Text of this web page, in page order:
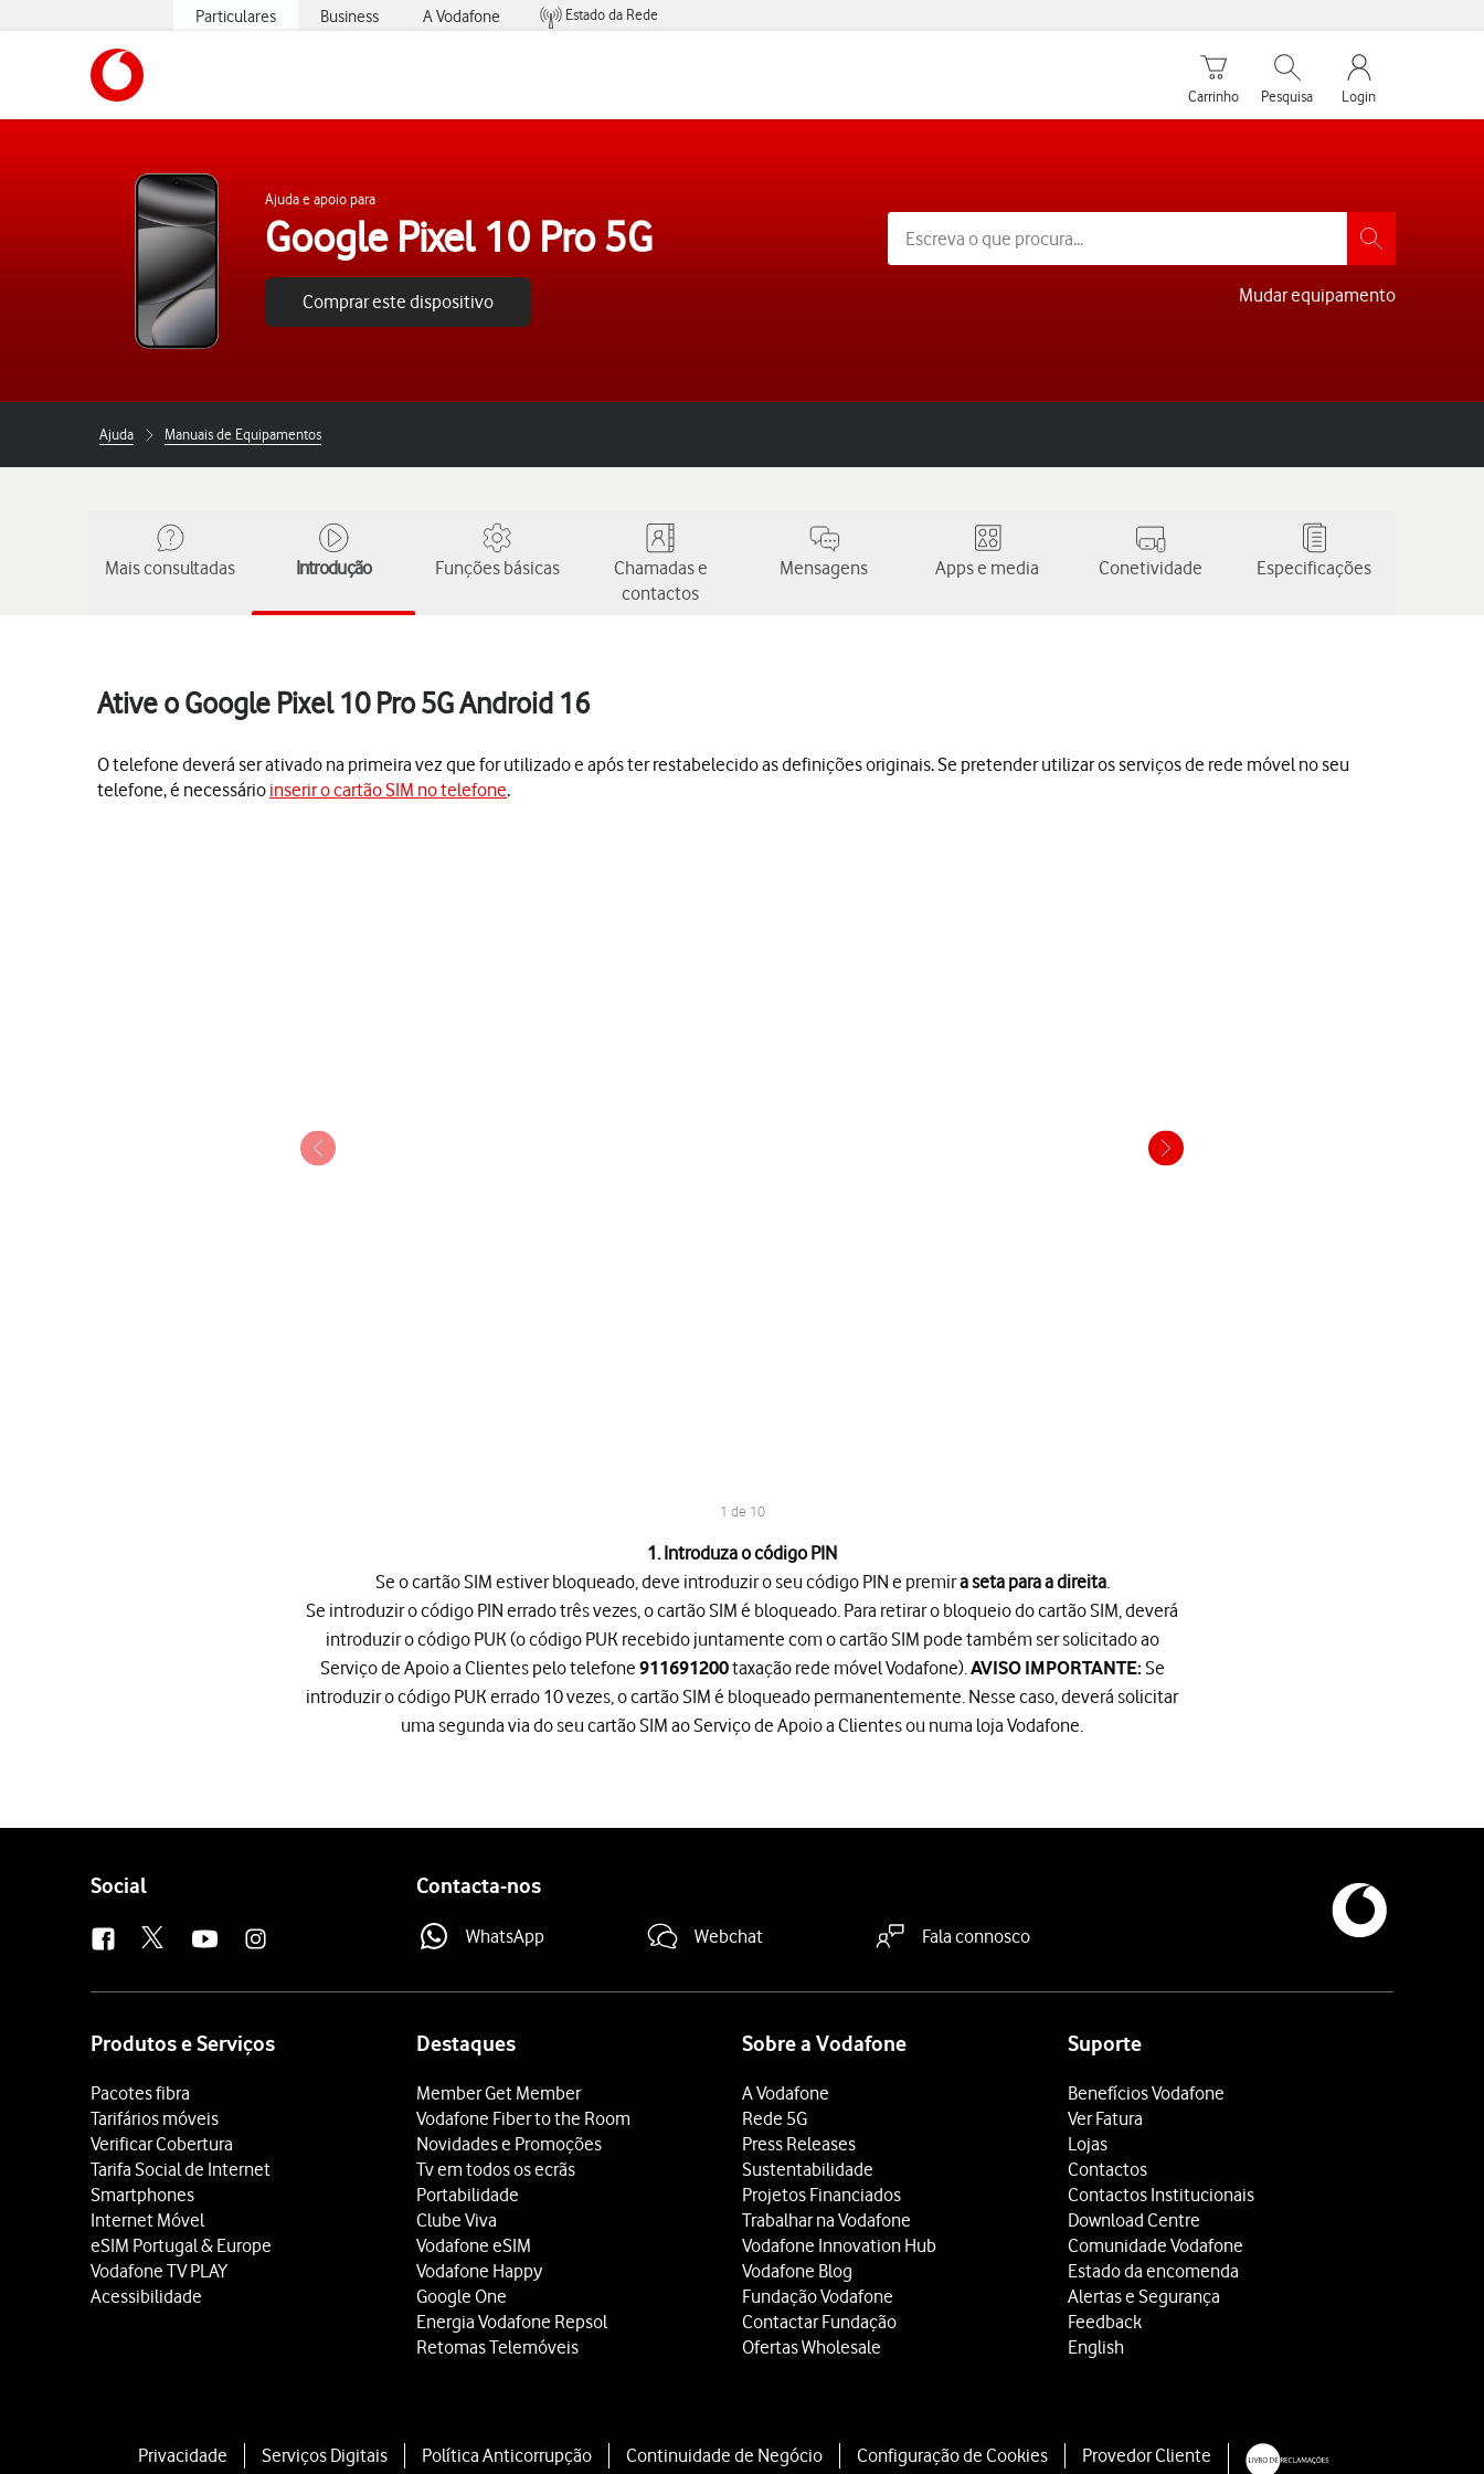
Particulares Business A Vodafone
Estado da Rede
Carrinho de compras
Carrinho
Pesquisar
Pesquisa
My Vodafone
Login
Ajuda e apoio para
Google Pixel 10 Pro 5G
Comprar este dispositivo Mudar equipamento
Ajuda Manuais de Equipamentos
Mais consultadas Introdução Funções básicas
Chamadas e
contactos
Mensagens Apps e media Conetividade Especificações
Ative o Google Pixel 10 Pro 5G Android 16
O telefone deverá ser ativado na primeira vez que for utilizado e após ter restabelecido as definições originais. Se pretender utilizar os serviços de rede móvel no seu
telefone, é necessário inserir o cartão SIM no telefone.
1 de 10
1. Introduza o código PIN
Se o cartão SIM estiver bloqueado, deve introduzir o seu código PIN e premira seta para a direita.
Se introduzir o código PIN errado três vezes, o cartão SIM é bloqueado. Para retirar o bloqueio do cartão SIM, deverá
introduzir o código PUK (o código PUK recebido juntamente com o cartão SIM pode também ser solicitado ao
Serviço de Apoio a Clientes pelo telefone 911691200taxação rede móvel Vodafone). AVISO IMPORTANTE: Se
introduzir o código PUK errado 10 vezes, o cartão SIM é bloqueado permanentemente. Nesse caso, deverá solicitar
uma segunda via do seu cartão SIM ao Serviço de Apoio a Clientes ou numa loja Vodafone.
a área ou país pretendido.
transferir conteúdo de outro telefone
ou restabelecer conteúdo de uma cópia de segurança Google One.
Se não houver qualquer rede Wi-Fi disponível, pode em alternativa utilizar a rede móvel.
Se o telefone for usado por uma criança, deve seguir as indicações no ecrã para configurar o telefone para a criança.
indicações no ecrãpara terminar a ativação.
Follow
Social Contacta-nos
WhatsApp Webchat Fala connosco
Produtos e Serviços
Pacotes fibra
Tarifários móveis
Verificar Cobertura
Tarifa Social de Internet
Smartphones
Internet Móvel
eSIM Portugal & Europe
Vodafone TV PLAY
Acessibilidade
Destaques
Member Get Member
Vodafone Fiber to the Room
Novidades e Promoções
Tv em todos os ecrãs
Portabilidade
Clube Viva
Vodafone eSIM
Vodafone Happy
Google One
Energia Vodafone Repsol
Retomas Telemóveis
Sobre a Vodafone
A Vodafone
Rede 5G
Press Releases
Sustentabilidade
Projetos Financiados
Trabalhar na Vodafone
Vodafone Innovation Hub
Vodafone Blog
Fundação Vodafone
Contactar Fundação
Ofertas Wholesale
Suporte
Benefícios Vodafone
Ver Fatura
Lojas
Contactos
Contactos Institucionais
Download Centre
Comunidade Vodafone
Estado da encomenda
Alertas e Segurança
Feedback
English
Privacidade Serviços Digitais Política Anticorrupção Continuidade de Negócio Configuração de Cookies Provedor Cliente